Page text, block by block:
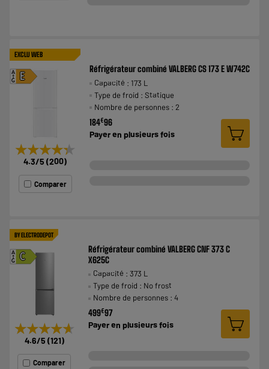
EXCLU WEB
E
A
G
★★★★★
★★★★★
4.3/5 (200)
Comparer
Réfrigérateur combiné VALBERG CS 173 E W742C
Capacité : 173 L
Type de froid : Statique
Nombre de personnes : 2
184€96
Payer en plusieurs fois
BY ELECTRODEPOT
C
A
G
★★★★★
★★★★★
4.6/5 (121)
Comparer
Réfrigérateur combiné VALBERG CNF 373 C
X625C
Capacité : 373 L
Type de froid : No frost
Nombre de personnes : 4
499€97
Payer en plusieurs fois